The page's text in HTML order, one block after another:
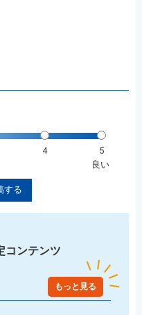
4
5
良い
する
コンテンツ
もっと見る